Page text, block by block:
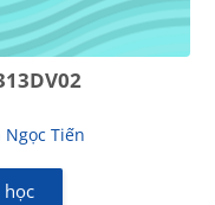
Ngọc Tiến
học